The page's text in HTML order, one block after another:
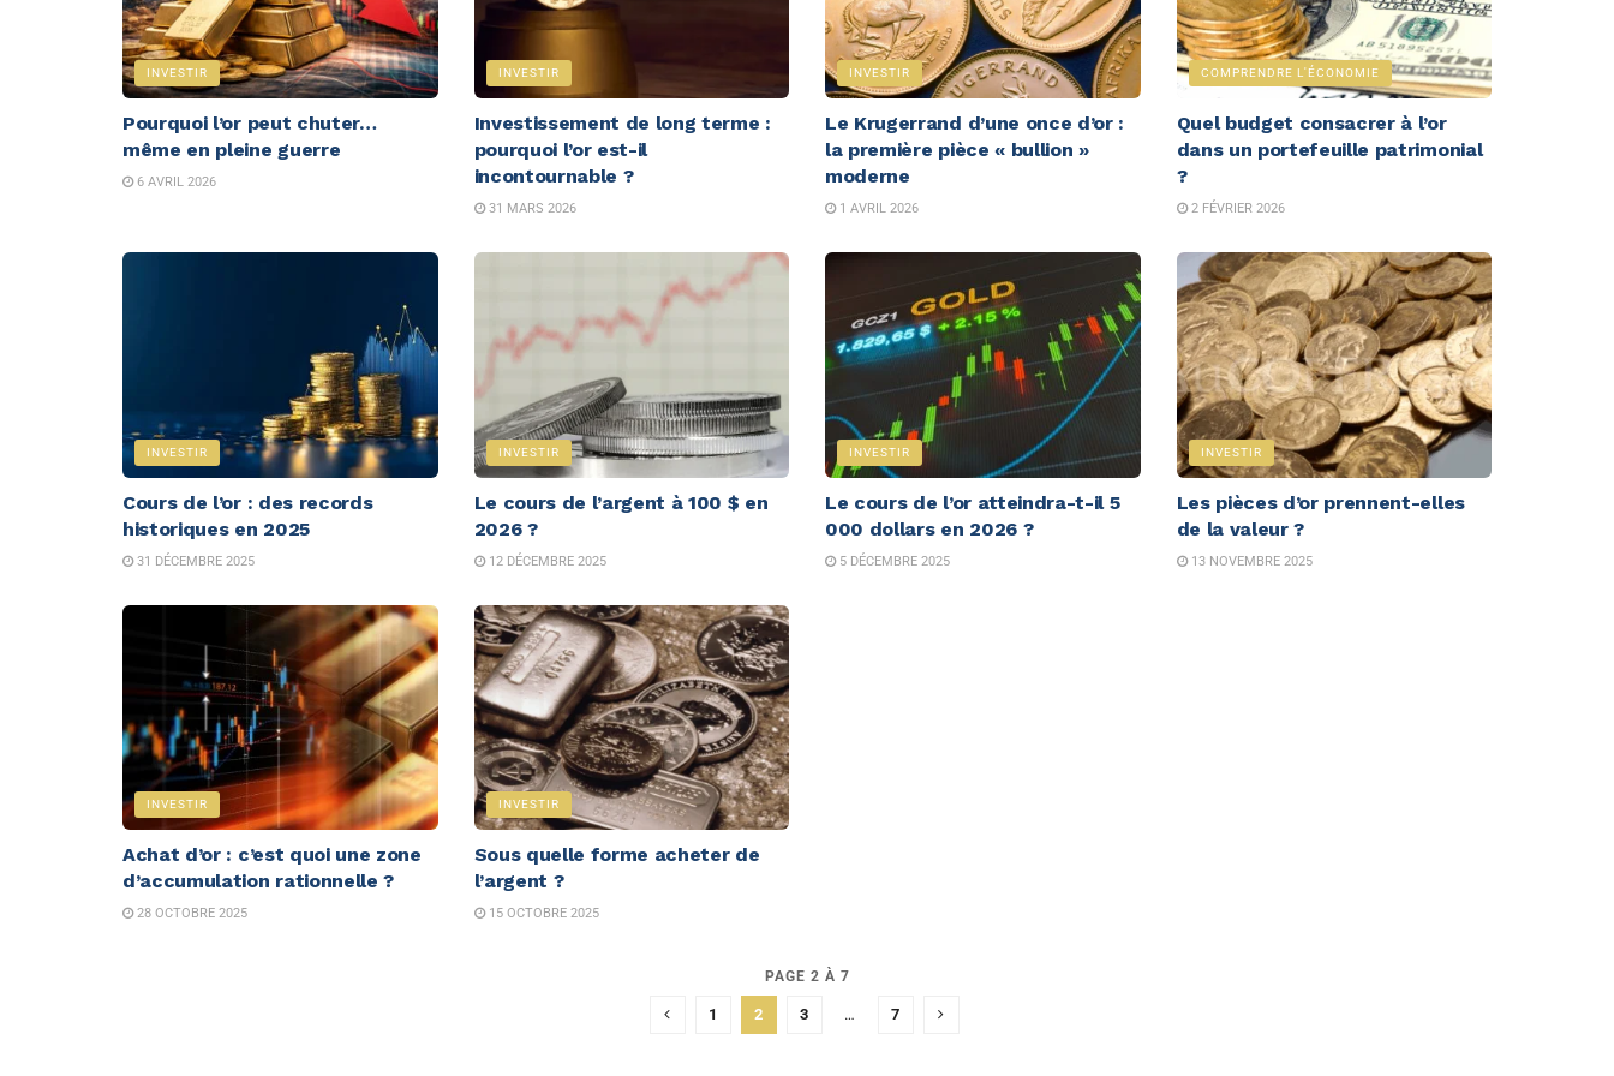
INVESTIR
Pourquoi l’or peut chuter…
même en pleine guerre
6 AVRIL 2026
INVESTIR
Investissement de long terme :
pourquoi l’or est-il
incontournable ?
31 MARS 2026
INVESTIR
Le Krugerrand d’une once d’or :
la première pièce « bullion »
moderne
1 AVRIL 2026
COMPRENDRE L'ÉCONOMIE
Quel budget consacrer à l’or
dans un portefeuille patrimonial
?
2 FÉVRIER 2026
INVESTIR
Cours de l’or : des records
historiques en 2025
31 DÉCEMBRE 2025
INVESTIR
Le cours de l’argent à 100 $ en
2026 ?
12 DÉCEMBRE 2025
INVESTIR
Le cours de l’or atteindra-t-il 5
000 dollars en 2026 ?
5 DÉCEMBRE 2025
INVESTIR
Les pièces d’or prennent-elles
de la valeur ?
13 NOVEMBRE 2025
INVESTIR
Achat d’or : c’est quoi une zone
d’accumulation rationnelle ?
28 OCTOBRE 2025
INVESTIR
Sous quelle forme acheter de
l’argent ?
15 OCTOBRE 2025
PAGE 2 À 7
1 2 3 … 7